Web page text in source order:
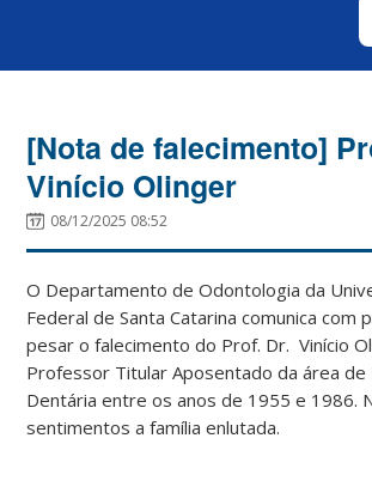
[Nota de falecimento]
Vinício Olinger
08/12/2025 08:52
O Departamento de Odontologia da
Federal de Santa Catarina comunica com
pesar o falecimento do Prof. Dr. Vinício
Professor Titular Aposentado da área
Dentária entre os anos de 1955 e 1986.
sentimentos a família enlutada.